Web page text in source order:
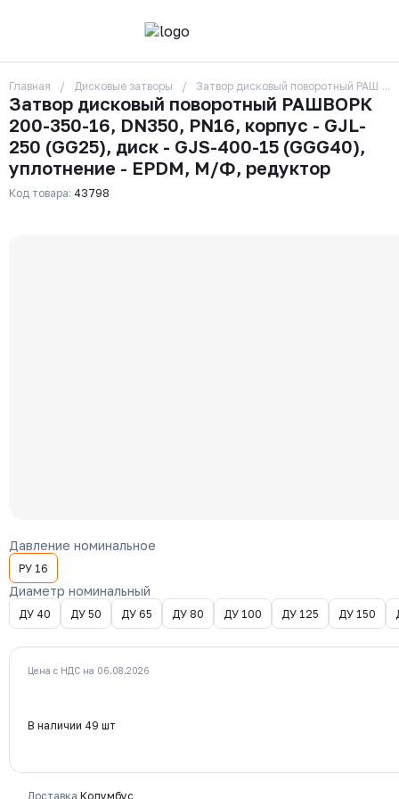
О компании
Контакты
Бренды
Отзывы
Сотрудники
Вакансии
Доставка
Главная Дисковые затворы Затвор дисковый поворотный
Затвор дисковый поворотный РАШВОРК
200-350-16, DN350, PN16, корпус - GJL-
250 (GG25), диск - GJS-400-15 (GGG40),
уплотнение - EPDM, М/Ф, редуктор
Код товара: 43798
Давление номинальное
РУ 16
Диаметр номинальный
ДУ 40 ДУ 50 ДУ 65 ДУ 80 ДУ 100 ДУ 125 ДУ 150
Цена с НДС на 06.08.2026
В наличии 49 шт
Доставка Колумбус